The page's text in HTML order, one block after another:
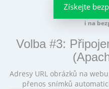
Získejte
i na
Volba #3:
Adresy URL obrázků na
přenos snímků